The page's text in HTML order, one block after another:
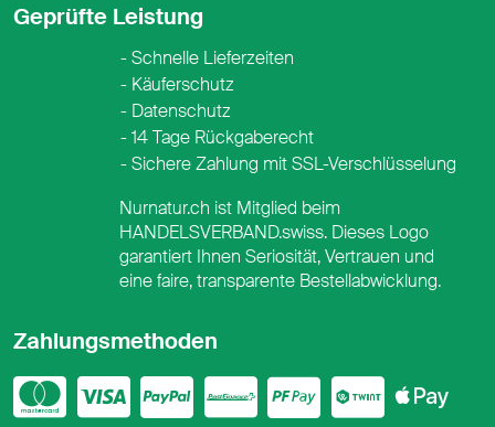
Geprüfte Leistung
Schnelle Lieferzeiten
Käuferschutz
Datenschutz
14 Tage Rückgaberecht
Sichere Zahlung mit SSL-Verschlüsselung
Zahlungsmethoden
Mastercard
VisaPayPal
PostFinance
Twint
Nurnatur.ch ist Mitglied beim
HANDELSVERBAND.swiss. Dieses Logo
garantiert Ihnen Seriosität, Vertrauen und
eine faire, transparente Bestellabwicklung.